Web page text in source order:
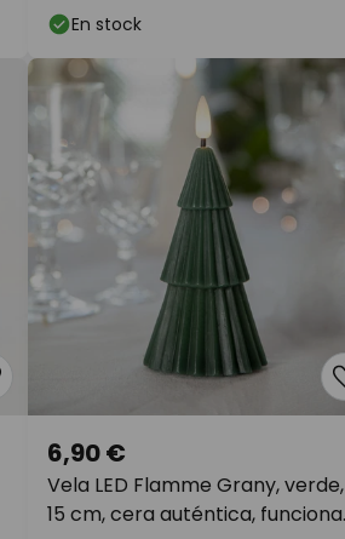
En stock
Vela LED Flamme Grany, verde,
15 cm, cera auténtica, funciona
6,90 €